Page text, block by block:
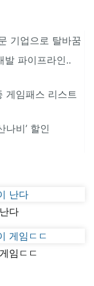
기업으로 탈바꿈
파이프라인..
게임패스 리스트
나비’ 할인
다
임ㄷㄷ